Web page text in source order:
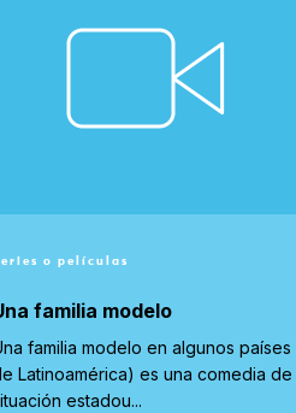
o películas
familia modelo
familia modelo en algunos países
Latinoamérica) es una comedia de
estadou...